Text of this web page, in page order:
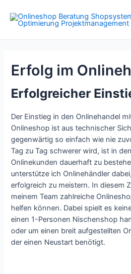
Inhalt
springen
Erfolg im
Erfolgreicher
Der Einstieg in den Onlinehandel
Onlineshop ist aus technischer
gegenwärtig so einfach wie nie
Tag zu Tag schwerer wird, ist in
Onlinekunden dauerhaft zu
unterstütze ich Onlinehändler
erfolgreich zu meistern. In diesem
meinem Team zahlreiche
helfen können. Dabei spielt es
einen 1-Personen Nischenshop
oder um einen breit aufgestellten
der einen Neustart benötigt.